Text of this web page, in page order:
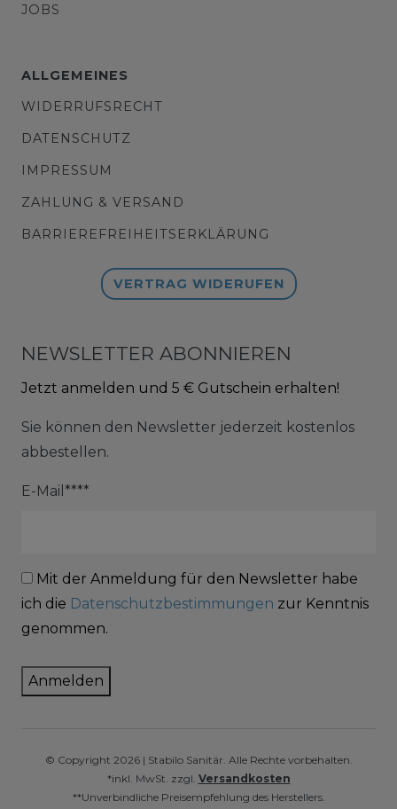
JOBS
ALLGEMEINES
WIDERRUFSRECHT
DATENSCHUTZ
IMPRESSUM
ZAHLUNG & VERSAND
BARRIEREFREIHEITSERKLÄRUNG
VERTRAG WIDERUFEN
NEWSLETTER ABONNIEREN
Jetzt anmelden und 5 € Gutschein erhalten!
Sie können den Newsletter jederzeit kostenlos
abbestellen.
E-Mail****
Mit der Anmeldung für den Newsletter habe
ich die Datenschutzbestimmungen zur Kenntnis
genommen.
Anmelden
© Copyright 2026 | Stabilo Sanitär. Alle Rechte vorbehalten.
*inkl. MwSt. zzgl. Versandkosten
**Unverbindliche Preisempfehlung des Herstellers.